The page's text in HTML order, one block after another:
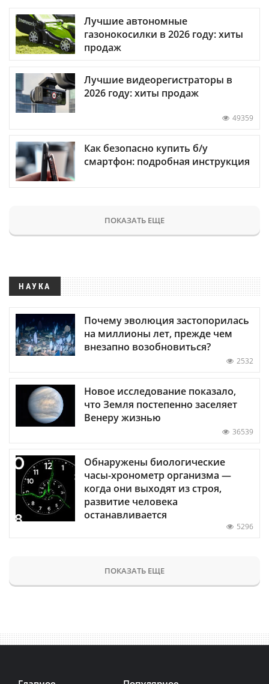
Лучшие автономные
газонокосилки в 2026 году: хиты
продаж
Лучшие видеорегистраторы в
2026 году: хиты продаж
49359
Как безопасно купить б/у
смартфон: подробная инструкция
ПОКАЗАТЬ ЕЩЕ
НАУКА
Почему эволюция застопорилась
на миллионы лет, прежде чем
внезапно возобновиться?
2532
Новое исследование показало,
что Земля постепенно заселяет
Венеру жизнью
36539
Обнаружены биологические
часы-хронометр организма —
когда они выходят из строя,
развитие человека
останавливается
5296
ПОКАЗАТЬ ЕЩЕ